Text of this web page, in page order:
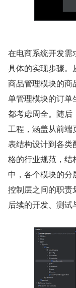
在电商系统开发需
具体的实现步骤。
商品管理模块的商
单管理模块的订单
都考虑周全。随后
工程，涵盖从前端
表结构设计到各类
格的行业规范，结
中，各个模块的
控制层之间的职责
后续的开发、测试